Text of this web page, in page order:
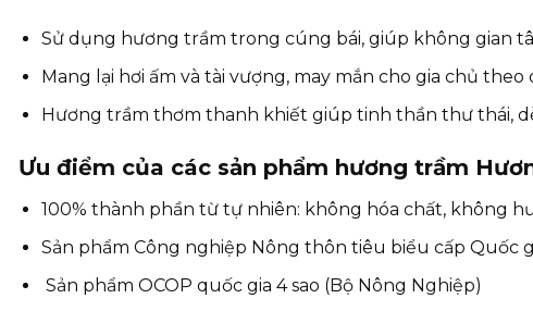
Sử dụng hương trầm trong cúng bái, giúp không gian
Mang lại hơi ấm và tài vượng, may mắn cho gia chủ
Hương trầm thơm thanh khiết giúp tinh thần thư thái,
Ưu điểm của các sản phẩm hương trầm
100% thành phần từ tự nhiên: không hóa chất, không
Sản phẩm Công nghiệp Nông thôn tiêu biểu cấp Quốc
Sản phẩm OCOP quốc gia 4 sao (Bộ Nông Nghiệp)